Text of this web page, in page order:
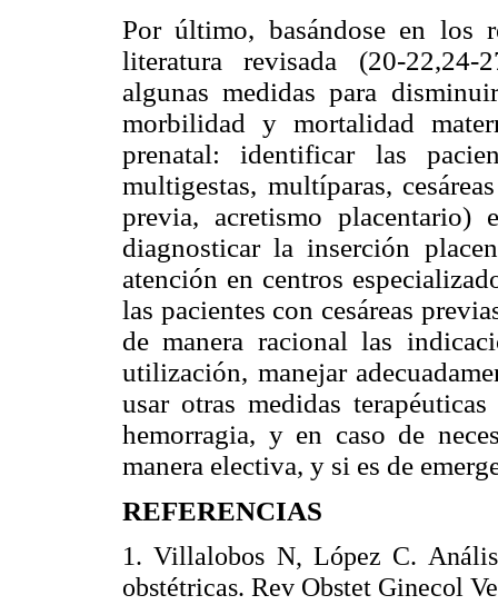
Por último, basándose en los
literatura revisada (20-22,24-
algunas medidas para
morbilidad y mortalidad
prenatal: identificar las
multigestas, multíparas,
previa, acretismo
diagnosticar la inserción
atención en centros
las pacientes con cesáreas
de manera racional las
utilización, manejar
usar otras medidas
hemorragia, y en caso de
manera electiva, y si es de
REFERENCIAS
1. Villalobos N, López C.
obstétricas. Rev Obstet Ginecol